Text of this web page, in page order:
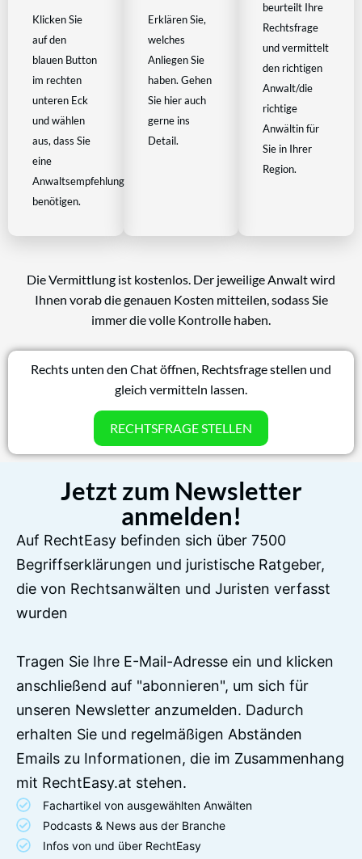
Klicken Sie
auf den
blauen Button
im rechten
unteren Eck
und wählen
aus, dass Sie
eine
Anwaltsempfehlung
benötigen.
Erklären Sie,
welches
Anliegen Sie
haben. Gehen
Sie hier auch
gerne ins
Detail.
beurteilt Ihre
Rechtsfrage
und vermittelt
den richtigen
Anwalt/die
richtige
Anwältin für
Sie in Ihrer
Region.
Die Vermittlung ist kostenlos. Der jeweilige Anwalt wird
Ihnen vorab die genauen Kosten mitteilen, sodass Sie
immer die volle Kontrolle haben.
Rechts unten den Chat öffnen, Rechtsfrage stellen und
gleich vermitteln lassen.
RECHTSFRAGE STELLEN
Jetzt zum Newsletter
anmelden!
Auf RechtEasy befinden sich über 7500
Begriffserklärungen und juristische Ratgeber,
die von Rechtsanwälten und Juristen verfasst
wurden
Tragen Sie Ihre E-Mail-Adresse ein und klicken
anschließend auf "abonnieren", um sich für
unseren Newsletter anzumelden. Dadurch
erhalten Sie und regelmäßigen Abständen
Emails zu Informationen, die im Zusammenhang
mit RechtEasy.at stehen.
Fachartikel von ausgewählten Anwälten
Podcasts & News aus der Branche
Infos von und über RechtEasy